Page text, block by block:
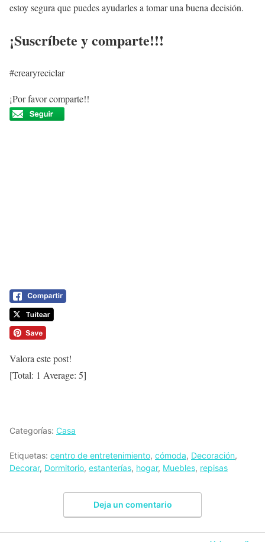
estoy segura que puedes ayudarles a tomar una buena decisión.
¡Suscríbete y comparte!!!
#crearyreciclar
¡Por favor comparte!!
Valora este post!
[Total: 1 Average: 5]
Categorías: Casa
Etiquetas: centro de entretenimiento, cómoda, Decoración,
Decorar, Dormitorio, estanterías, hogar, Muebles, repisas
Deja un comentario